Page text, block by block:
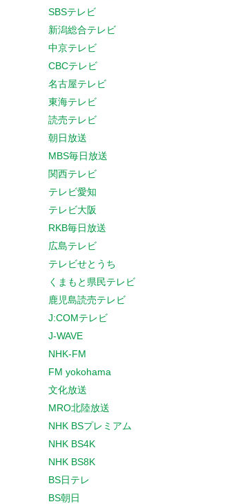
SBSテレビ
新潟総合テレビ
中京テレビ
CBCテレビ
名古屋テレビ
東海テレビ
読売テレビ
朝日放送
MBS毎日放送
関西テレビ
テレビ愛知
テレビ大阪
RKB毎日放送
広島テレビ
テレビせとうち
くまもと県民テレビ
鹿児島読売テレビ
J:COMテレビ
J-WAVE
NHK-FM
FM yokohama
文化放送
MRO北陸放送
NHK BSプレミアム
NHK BS4K
NHK BS8K
BS日テレ
BS朝日